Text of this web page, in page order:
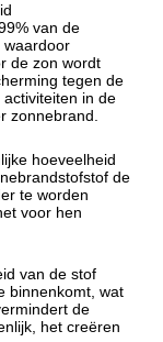
van de
waardoor
de zon wordt
tegen de
in de
zonnebrand.
hoeveelheid
de
te worden
voor hen
van de stof
binnenkomt, wat
de
het creëren